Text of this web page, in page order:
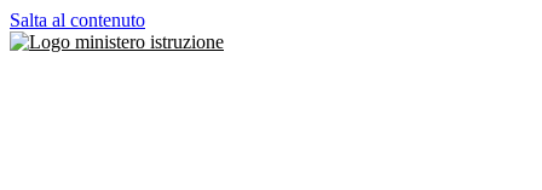
Salta al contenuto